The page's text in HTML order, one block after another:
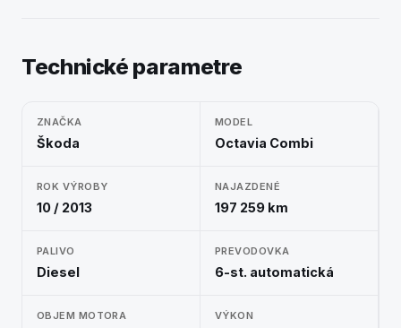
Technické parametre
ZNAČKA
Škoda
MODEL
Octavia Combi
ROK VÝROBY
10 / 2013
NAJAZDENÉ
197 259 km
PALIVO
Diesel
PREVODOVKA
6-st. automatická
OBJEM MOTORA VÝKON